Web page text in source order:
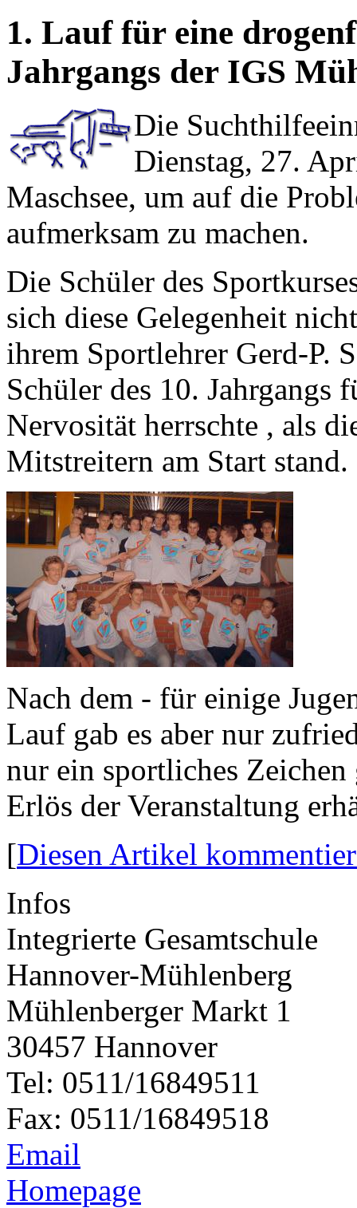
1. Lauf für eine
Jahrgangs der IGS
Die
Dienstag, 27.
Maschsee, um auf die
aufmerksam zu machen.
Die Schüler des
sich diese Gelegenheit
ihrem Sportlehrer Gerd-P.
Schüler des 10. Jahrgangs
Nervosität herrschte , als
Mitstreitern am Start stand.
Nach dem - für einige
Lauf gab es aber nur
nur ein sportliches
Erlös der Veranstaltung
[Diesen Artikel
Infos
Integrierte Gesamtschule
Hannover-Mühlenberg
Mühlenberger Markt 1
30457 Hannover
Tel: 0511/16849511
Fax: 0511/16849518
Email
Homepage